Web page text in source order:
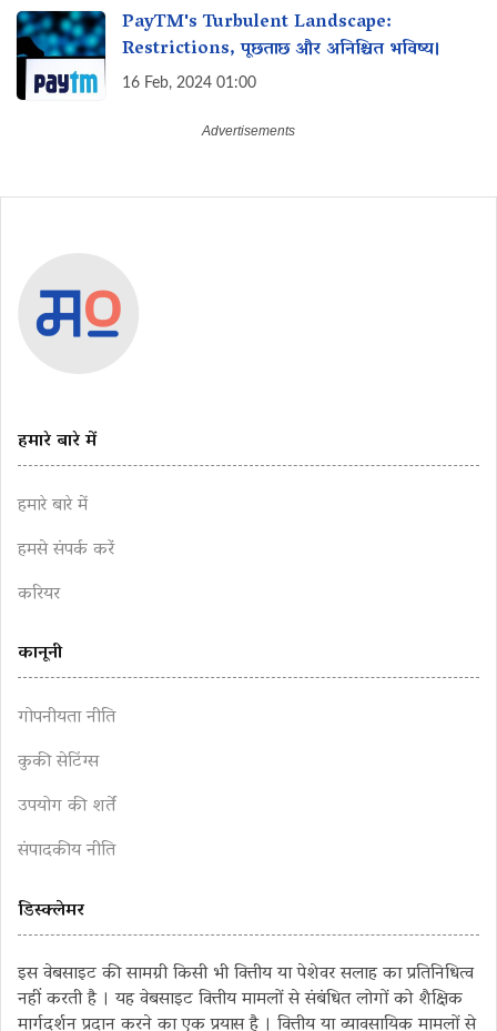
PayTM's Turbulent Landscape:
Restrictions, पूछताछ और अनिश्चित भविष्य।
16 Feb, 2024 01:00
हमारे बारे में
हमारे बारे में
हमसे संपर्क करें
करियर
कानूनी
गोपनीयता नीति
कुकी सेटिंग्स
उपयोग की शर्तें
संपादकीय नीति
डिस्क्लेमर
इस वेबसाइट की सामग्री किसी भी वित्तीय या पेशेवर सलाह का प्रतिनिधित्व
नहीं करती है । यह वेबसाइट वित्तीय मामलों से संबंधित लोगों को शैक्षिक